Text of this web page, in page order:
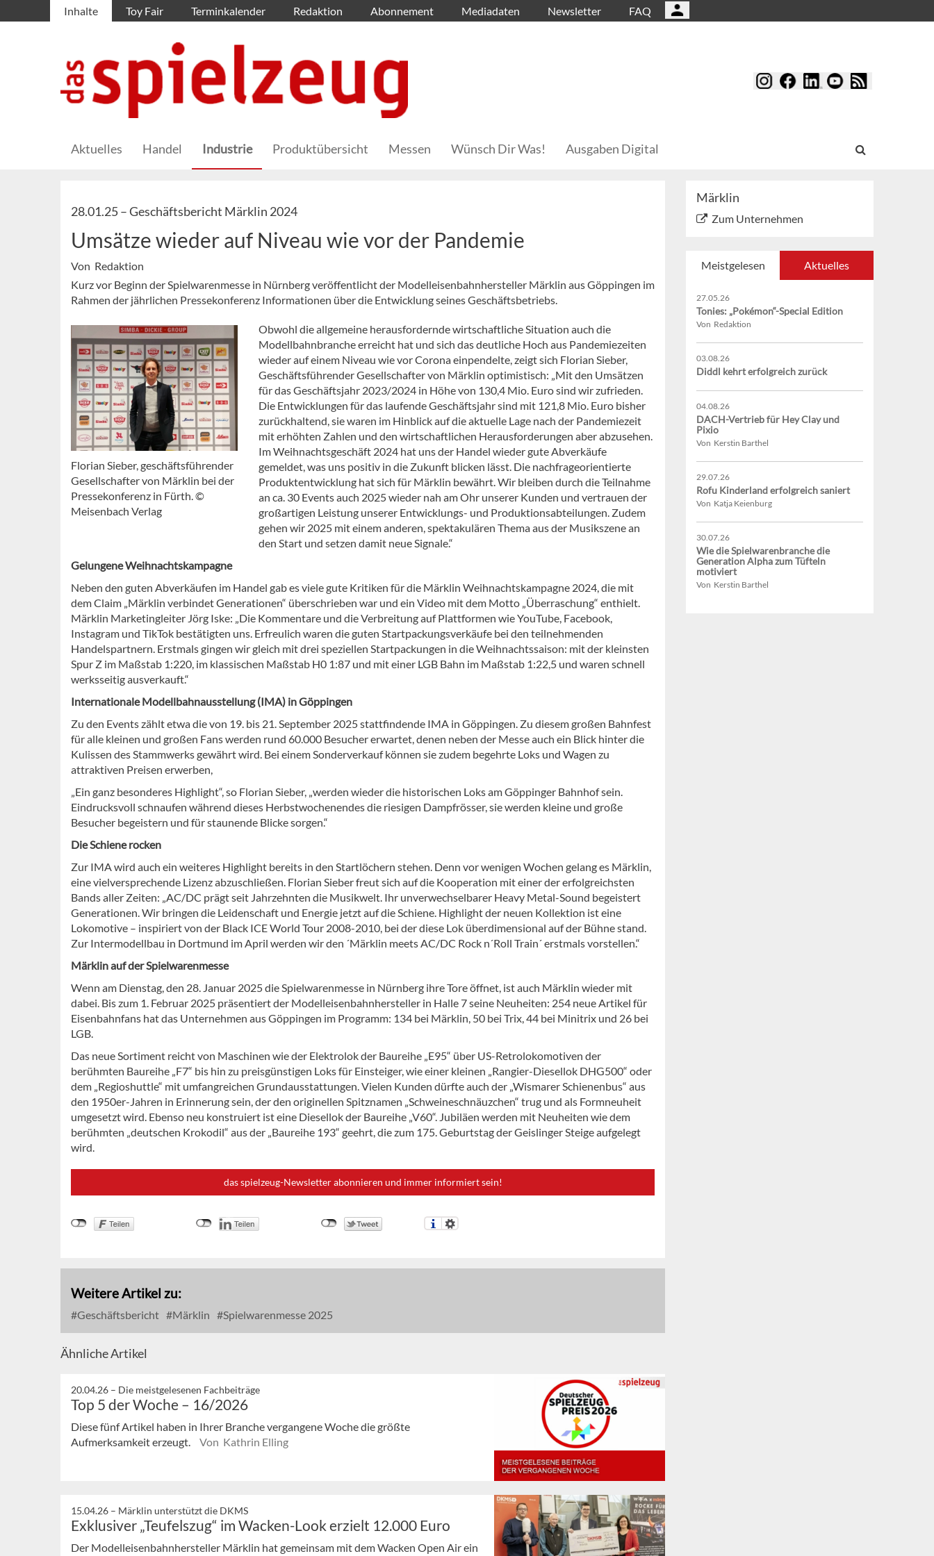
Inhalte Toy Fair Terminkalender Redaktion Abonnement Mediadaten Newsletter FAQ
Aktuelles Handel Industrie Produktübersicht Messen Wünsch Dir Was! Ausgaben Digital
28.01.25 –Geschäftsbericht Märklin 2024
Umsätze wieder auf Niveau wie vor der Pandemie
Von Redaktion
Kurz vor Beginn der Spielwarenmesse in Nürnberg veröffentlicht der Modelleisenbahnhersteller Märklin aus Göppingen im
Rahmen der jährlichen Pressekonferenz Informationen über die Entwicklung seines Geschäftsbetriebs.
Florian Sieber, geschäftsführender
Gesellschafter von Märklin bei der
Pressekonferenz in Fürth. ©
Meisenbach Verlag
Obwohl die allgemeine herausfordernde wirtschaftliche Situation auch die
Modellbahnbranche erreicht hat und sich das deutliche Hoch aus Pandemiezeiten
wieder auf einem Niveau wie vor Corona einpendelte, zeigt sich Florian Sieber,
Geschäftsführender Gesellschafter von Märklin optimistisch: „Mit den Umsätzen
für das Geschäftsjahr 2023/2024 in Höhe von 130,4 Mio. Euro sind wir zufrieden.
Die Entwicklungen für das laufende Geschäftsjahr sind mit 121,8 Mio. Euro bisher
zurückhaltend, sie waren im Hinblick auf die aktuelle Lage nach der Pandemiezeit
mit erhöhten Zahlen und den wirtschaftlichen Herausforderungen aber abzusehen.
Im Weihnachtsgeschäft 2024 hat uns der Handel wieder gute Abverkäufe
gemeldet, was uns positiv in die Zukunft blicken lässt. Die nachfrageorientierte
Produktentwicklung hat sich für Märklin bewährt. Wir bleiben durch die Teilnahme
an ca. 30 Events auch 2025 wieder nah am Ohr unserer Kunden und vertrauen der
großartigen Leistung unserer Entwicklungs- und Produktionsabteilungen. Zudem
gehen wir 2025 mit einem anderen, spektakulären Thema aus der Musikszene an
den Start und setzen damit neue Signale.“
Gelungene Weihnachtskampagne
Neben den guten Abverkäufen im Handel gab es viele gute Kritiken für die Märklin Weihnachtskampagne 2024, die mit
dem Claim „Märklin verbindet Generationen“ überschrieben war und ein Video mit dem Motto „Überraschung“ enthielt.
Märklin Marketingleiter Jörg Iske: „Die Kommentare und die Verbreitung auf Plattformen wie YouTube, Facebook,
Instagram und TikTok bestätigten uns. Erfreulich waren die guten Startpackungsverkäufe bei den teilnehmenden
Handelspartnern. Erstmals gingen wir gleich mit drei speziellen Startpackungen in die Weihnachtssaison: mit der kleinsten
Spur Z im Maßstab 1:220, im klassischen Maßstab H0 1:87 und mit einer LGB Bahn im Maßstab 1:22,5 und waren schnell
werksseitig ausverkauft.“
Internationale Modellbahnausstellung (IMA) in Göppingen
Zu den Events zählt etwa die von 19. bis 21. September 2025 stattfindende IMA in Göppingen. Zu diesem großen Bahnfest
für alle kleinen und großen Fans werden rund 60.000 Besucher erwartet, denen neben der Messe auch ein Blick hinter die
Kulissen des Stammwerks gewährt wird. Bei einem Sonderverkauf können sie zudem begehrte Loks und Wagen zu
attraktiven Preisen erwerben,
„Ein ganz besonderes Highlight“, so Florian Sieber, „werden wieder die historischen Loks am Göppinger Bahnhof sein.
Eindrucksvoll schnaufen während dieses Herbstwochenendes die riesigen Dampfrösser, sie werden kleine und große
Besucher begeistern und für staunende Blicke sorgen.“
Die Schiene rocken
Zur IMA wird auch ein weiteres Highlight bereits in den Startlöchern stehen. Denn vor wenigen Wochen gelang es Märklin,
eine vielversprechende Lizenz abzuschließen. Florian Sieber freut sich auf die Kooperation mit einer der erfolgreichsten
Bands aller Zeiten: „AC/DC prägt seit Jahrzehnten die Musikwelt. Ihr unverwechselbarer Heavy Metal-Sound begeistert
Generationen. Wir bringen die Leidenschaft und Energie jetzt auf die Schiene. Highlight der neuen Kollektion ist eine
Lokomotive – inspiriert von der Black ICE World Tour 2008-2010, bei der diese Lok überdimensional auf der Bühne stand.
Zur Intermodellbau in Dortmund im April werden wir den ´Märklin meets AC/DC Rock n´Roll Train´ erstmals vorstellen.“
Märklin auf der Spielwarenmesse
Wenn am Dienstag, den 28. Januar 2025 die Spielwarenmesse in Nürnberg ihre Tore öffnet, ist auch Märklin wieder mit
dabei. Bis zum 1. Februar 2025 präsentiert der Modelleisenbahnhersteller in Halle 7 seine Neuheiten: 254 neue Artikel für
Eisenbahnfans hat das Unternehmen aus Göppingen im Programm: 134 bei Märklin, 50 bei Trix, 44 bei Minitrix und 26 bei
LGB.
Das neue Sortiment reicht von Maschinen wie der Elektrolok der Baureihe „E95“ über US-Retrolokomotiven der
berühmten Baureihe „F7“ bis hin zu preisgünstigen Loks für Einsteiger, wie einer kleinen „Rangier-Diesellok DHG500“ oder
dem „Regioshuttle“ mit umfangreichen Grundausstattungen. Vielen Kunden dürfte auch der „Wismarer Schienenbus“ aus
den 1950er-Jahren in Erinnerung sein, der den originellen Spitznamen „Schweineschnäuzchen“ trug und als Formneuheit
umgesetzt wird. Ebenso neu konstruiert ist eine Diesellok der Baureihe „V60“. Jubiläen werden mit Neuheiten wie dem
berühmten „deutschen Krokodil“ aus der „Baureihe 193“ geehrt, die zum 175. Geburtstag der Geislinger Steige aufgelegt
wird.
das spielzeug-Newsletter abonnieren und immer informiert sein!
Weitere Artikel zu:
Geschäftsbericht Märklin Spielwarenmesse 2025
Ähnliche Artikel
20.04.26 – Die meistgelesenen Fachbeiträge
Top 5 der Woche – 16/2026
Diese fünf Artikel haben in Ihrer Branche vergangene Woche die größte
Aufmerksamkeit erzeugt.
Von Kathrin Elling
15.04.26 – Märklin unterstützt die DKMS
Exklusiver „Teufelszug“ im Wacken-Look erzielt 12.000 Euro
Der Modelleisenbahnhersteller Märklin hat gemeinsam mit dem Wacken Open Air ein
Märklin
Zum Unternehmen
Meistgelesen Aktuelles
27.05.26
Tonies: „Pokémon“-Special Edition
Von Redaktion
03.08.26
Diddl kehrt erfolgreich zurück
04.08.26
DACH-Vertrieb für Hey Clay und
Pixio
Von Kerstin Barthel
29.07.26
Rofu Kinderland erfolgreich saniert
Von Katja Keienburg
30.07.26
Wie die Spielwarenbranche die
Generation Alpha zum Tüfteln
motiviert
Von Kerstin Barthel